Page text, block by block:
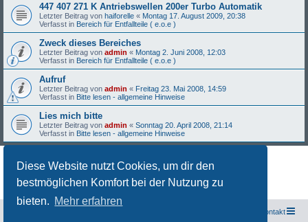
Diese Website nutzt Cookies, um dir den
bestmöglichen Komfort bei der Nutzung zu
bieten. Mehr erfahren
447 407 271 K Antriebswellen 200er Turbo Automatik
Letzter Beitrag von haiforelle « Montag 17. August 2009, 20:38
Verfasst in Bereich für Entfallteile ( e.o.e )
Zweck dieses Bereiches
Letzter Beitrag von admin « Montag 2. Juni 2008, 12:03
Verfasst in Bereich für Entfallteile ( e.o.e )
Aufruf
Letzter Beitrag von admin « Freitag 23. Mai 2008, 14:59
Verfasst in Bitte lesen - allgemeine Hinweise
Lies mich bitte
Letzter Beitrag von admin « Sonntag 20. April 2008, 21:14
Verfasst in Bitte lesen - allgemeine Hinweise
Die Suche ergab 27 Treffer • Seite1von
Kontakt